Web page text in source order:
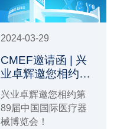
2024-03-29
CMEF邀请函 | 兴
业卓辉邀您相约第
89届中国国际医疗
器械博览会！
兴业卓辉邀您相约第
89届中国国际医疗器
械博览会！